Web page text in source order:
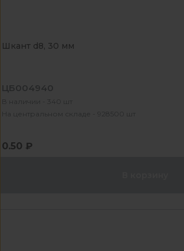
Шкант d8, 30 мм
ЦБ004940
В наличии - 340 шт
На центральном складе - 928500 шт
0.50 ₽